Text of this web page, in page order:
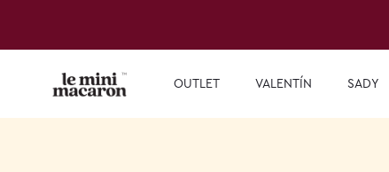
OUTLET VALENTÍN SADY